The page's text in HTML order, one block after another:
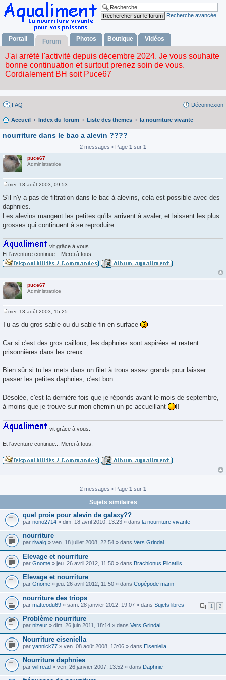
Recherche avancée
Portail Forum Photos Boutique Vidéos
FAQ Déconnexion
Accueil Index du forum Liste des themes la nourriture vivante
nourriture dans le bac a alevin ????
2 messages • Page 1 sur 1
puce67
Administratrice
e
s
s
g
e
mer. 13 août 2003, 09:53
S'il n'y a pas de filtration dans le bac à alevins, cela est possible avec des
daphnies.
Les alevins mangent les petites qu'ils arrivent à avaler, et laissent les plus
grosses qui continuent à se reproduire.
vit grâce à vous.
Et l'aventure continue... Merci à tous.
puce67
Administratrice
s
g
e
mer. 13 août 2003, 15:25
Tu as du gros sable ou du sable fin en surface
Car si c'est des gros cailloux, les daphnies sont aspirées et restent
prisonnières dans les creux.
Bien sûr si tu les mets dans un filet à trous assez grands pour laisser
passer les petites daphnies, c'est bon...
Désolée, c'est la dernière fois que je réponds avant le mois de septembre,
à moins que je trouve sur mon chemin un pc accueillant
!!
vit grâce à vous.
Et l'aventure continue... Merci à tous.
2 messages • Page 1 sur 1
Sujets similaires
quel proie pour alevin de galaxy??
par nono2714 » dim. 18 avril 2010, 13:23 » dans la nourriture vivante
nourriture
par riwalq » ven. 18 juillet 2008, 22:54 » dans Vers Grindal
Elevage et nourriture
par Gnome » jeu. 26 avril 2012, 11:50 » dans Brachionus Plicatilis
Elevage et nourriture
par Gnome » jeu. 26 avril 2012, 11:50 » dans Copépode marin
nourriture des triops
1 2
par matteodu69 » sam. 28 janvier 2012, 19:07 » dans Sujets libres
Problème nourriture
par nizeur » dim. 26 juin 2011, 18:14 » dans Vers Grindal
Nourriture eiseniella
par yannick77 » ven. 08 août 2008, 13:06 » dans Eiseniella
Nourriture daphnies
par wilfread » ven. 26 janvier 2007, 13:52 » dans Daphnie